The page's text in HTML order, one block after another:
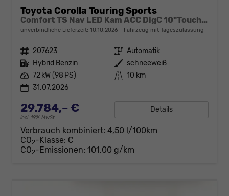
Toyota Corolla Touring Sports
Comfort TS Nav LED Kam ACC DigC 10"Touch NSW
unverbindliche Lieferzeit: 10.10.2026 Fahrzeug mit Tageszulassung
Fahrzeugnr. 207623 Getriebe Automatik
Kraftstoff Hybrid Benzin Außenfarbe schneeweiß
Leistung 72 kW (98 PS) Kilometerstand 10 km
31.07.2026
29.784,– €
incl. 19% MwSt.
Details
Verbrauch kombiniert: 4,50 l/100km
CO2-Klasse: C
CO2-Emissionen: 101,00 g/km